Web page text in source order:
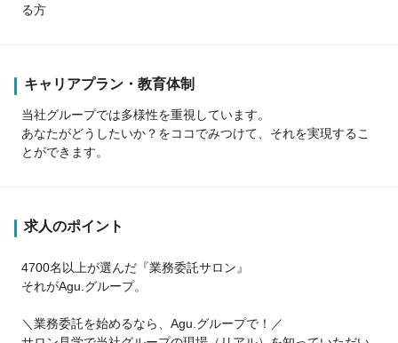
る方
キャリアプラン・教育体制
当社グループでは多様性を重視しています。
あなたがどうしたいか？をココでみつけて、それを実現するこ
とができます。
求人のポイント
4700名以上が選んだ『業務委託サロン』
それがAgu.グループ。
＼業務委託を始めるなら、Agu.グループで！／